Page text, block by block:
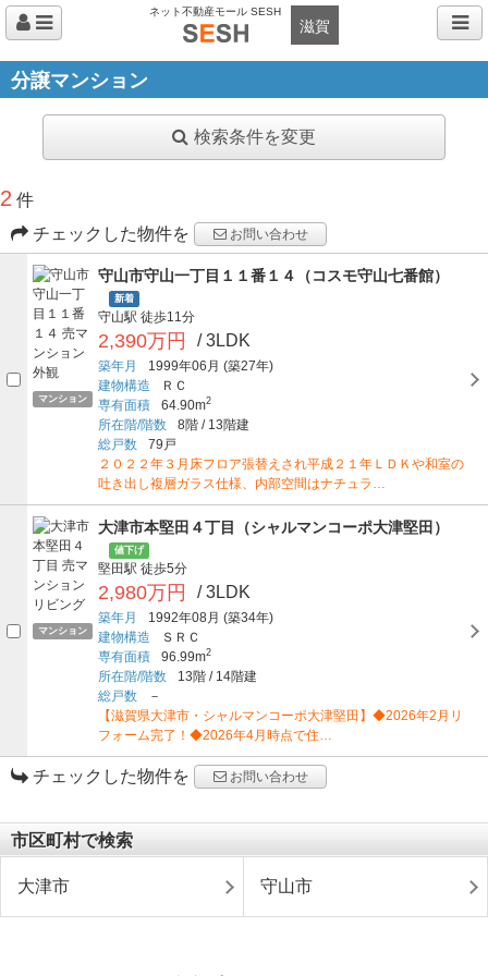
ネット不動産モール SESH
滋賀
分譲マンション
検索条件を変更
2 件
チェックした物件を
お問い合わせ
マンション
守山市守山一丁目１１番１４（コスモ守山七番館）
新着
守山駅 徒歩11分
2,390万円 / 3LDK
築年月 1999年06月 (築27年)
建物構造
ＲＣ
専有面積
64.90m2
所在階/階数 8階 /13階建
総戸数
79戸
２０２２年３月床フロア張替えされ平成２１年ＬＤＫや和室の
吐き出し複層ガラス仕様、内部空間はナチュラ…
マンション
大津市本堅田４丁目（シャルマンコーポ大津堅田）
値下げ
堅田駅 徒歩5分
2,980万円 / 3LDK
築年月 1992年08月 (築34年)
建物構造
ＳＲＣ
専有面積
96.99m2
所在階/階数 13階 /14階建
総戸数
－
【滋賀県大津市・シャルマンコーポ大津堅田】◆2026年2月リ
フォーム完了！◆2026年4月時点で住…
チェックした物件を お問い合わせ
市区町村で検索
大津市 守山市